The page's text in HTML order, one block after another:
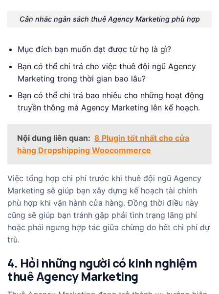
Cân nhắc ngân sách thuê Agency Marketing phù hợp
Mục đích bạn muốn đạt được từ họ là gì?
Bạn có thể chi trả cho việc thuê đội ngũ Agency
Marketing trong thời gian bao lâu?
Bạn có thể chi trả bao nhiêu cho những hoạt động
truyền thông mà Agency Marketing lên kế hoạch.
Nội dung liên quan: 8 Plugin tốt nhất cho cửa
hàng Dropshipping Woocommerce
Việc tổng hợp chi phí trước khi thuê đội ngũ Agency
Marketing sẽ giúp bạn xây dựng kế hoạch tài chính
phù hợp khi vận hành cửa hàng. Đồng thời điều này
cũng sẽ giúp bạn tránh gặp phải tình trạng lãng phí
hoặc phải ngưng hợp tác giữa chừng do hết chi phí dự
trù.
4. Hỏi những người có kinh nghiệm
thuê Agency Marketing